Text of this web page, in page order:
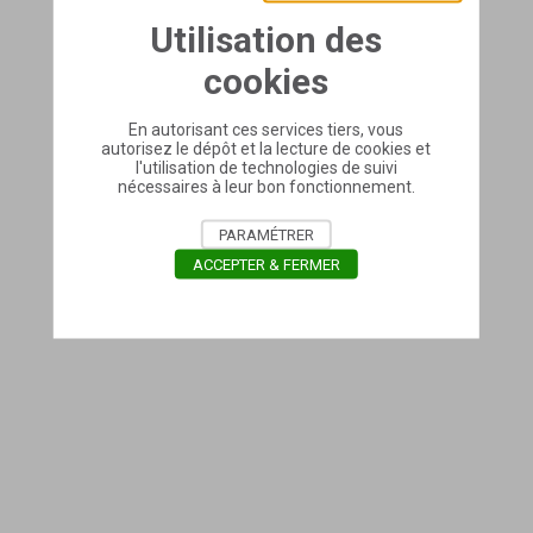
Utilisation des
cookies
En autorisant ces services tiers, vous
autorisez le dépôt et la lecture de cookies et
l'utilisation de technologies de suivi
nécessaires à leur bon fonctionnement.
PARAMÉTRER
ACCEPTER & FERMER